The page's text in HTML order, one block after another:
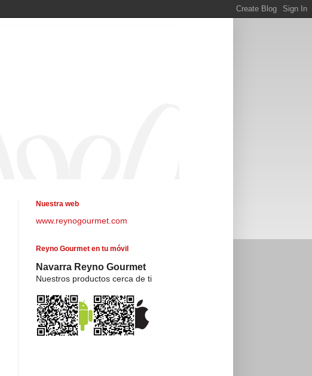
Nuestra web
www.reynogourmet.com
Reyno Gourmet en tu móvil
Navarra Reyno Gourmet
Nuestros productos cerca de ti